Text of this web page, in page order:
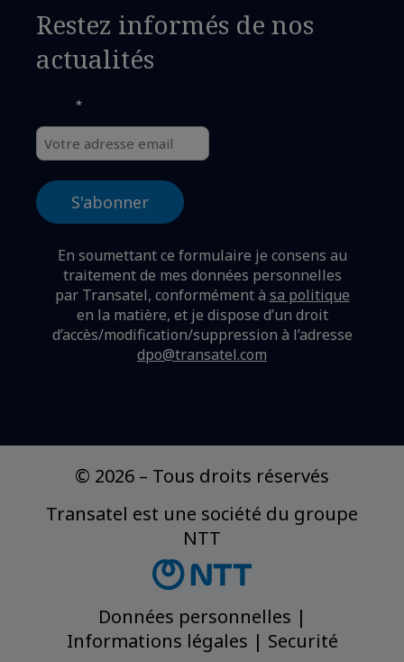
Restez informés de nos
actualités
*
En soumettant ce formulaire je consens au
traitement de mes données personnelles
par Transatel, conformément à sa politique
en la matière, et je dispose d’un droit
d’accès/modification/suppression à l’adresse
dpo@transatel.com
© 2026 – Tous droits réservés
Transatel est une société du groupe
NTT
Données personnelles |
Informations légales | Securité